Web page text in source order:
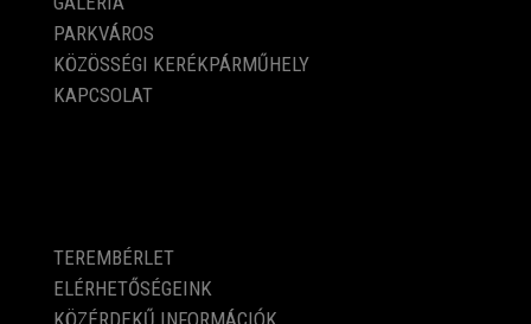
PARKVÁROS
KÖZÖSSÉGI KERÉKPÁRMŰHELY
KAPCSOLAT
TEREMBÉRLET
ELÉRHETŐSÉGEINK